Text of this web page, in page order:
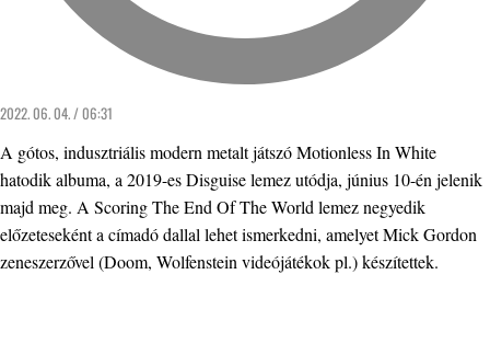
2022. 06. 04. / 06:31
A gótos, indusztriális modern metalt játszó Motionless In White
hatodik albuma, a 2019-es Disguise lemez utódja, június 10-én jelenik
majd meg. A Scoring The End Of The World lemez negyedik
előzeteseként a címadó dallal lehet ismerkedni, amelyet Mick Gordon
zeneszerzővel (Doom, Wolfenstein videójátékok pl.) készítettek.